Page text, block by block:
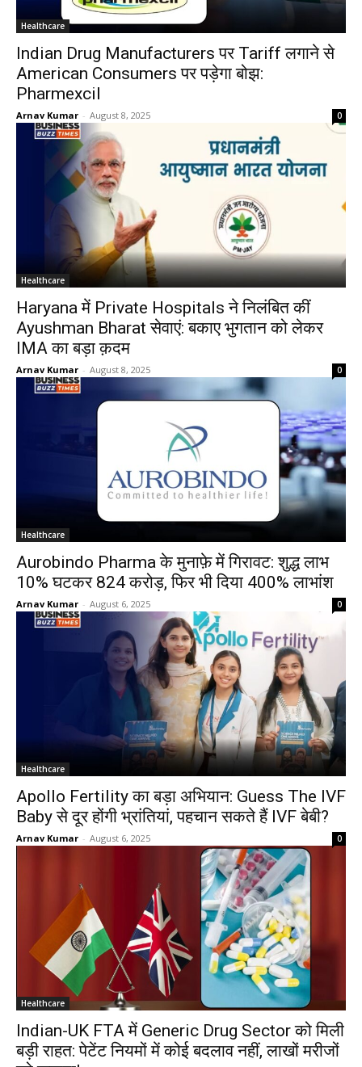
Healthcare
Indian Drug Manufacturers पर Tariff लगाने से
American Consumers पर पड़ेगा बोझ:
Pharmexcil
Arnav Kumar - August 8, 2025 0
Healthcare
Haryana में Private Hospitals ने निलंबित कीं
Ayushman Bharat सेवाएं: बकाए भुगतान को लेकर
IMA का बड़ा क़दम
Arnav Kumar - August 8, 2025 0
Healthcare
Aurobindo Pharma के मुनाफ़े में गिरावट: शुद्ध लाभ
10% घटकर ₹824 करोड़, फिर भी दिया 400% लाभांश
Arnav Kumar - August 6, 2025 0
Healthcare
Apollo Fertility का बड़ा अभियान: Guess The IVF
Baby से दूर होंगी भ्रांतियां, पहचान सकते हैं IVF बेबी?
Arnav Kumar - August 6, 2025 0
Healthcare
Indian-UK FTA में Generic Drug Sector को मिली
बड़ी राहत: पेटेंट नियमों में कोई बदलाव नहीं, लाखों मरीजों